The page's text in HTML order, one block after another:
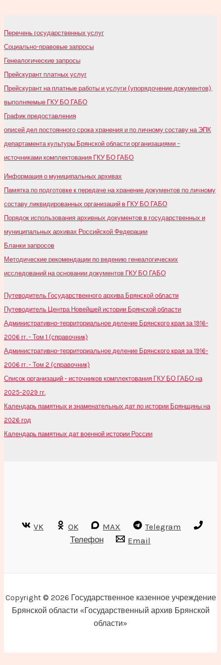
Перечень государственных услуг
Социально-правовые запросы
Генеалогические запросы
Прейскурант платных услуг
Прейскурант на платные работы и услуги (упорядочение документов),
выполняемые ГКУ БО ГАБО
График предоставления
описей дел постоянного срока хранения и по личному составу на ЭПК
департамента культуры Брянской области организациями –
источниками комплектования ГКУ БО ГАБО
Информация о муниципальных архивах
Памятка по подготовке к передаче на хранение документов по личному
составу ликвидированных организаций в ГКУ БО ГАБО
Порядок использования архивных документов в государственных и
муниципальных архивах Российской Федерации
Бланки запросов
Методические рекомендации по ведению генеалогических
исследований на основании документов ГКУ БО ГАБО
Путеводитель Государственного архива Брянской области
Путеводитель Центра Новейшей истории Брянской области
Административно-территориальное деление Брянского края за 1916-
2006 гг. - Том 1 (справочник)
Административно-территориальное деление Брянского края за 1916-
2006 гг. - Том 2 (справочник)
Список организаций - источников комплектования ГКУ БО ГАБО на
2025-2029 гг.
Календарь памятных и знаменательных дат по истории Брянщины на
2026 год
Календарь памятных дат военной истории России
VK OK MAX
Telegram
Телефон
Email
Copyright © 2026 Государственное казенное учреждение
Брянской области «Государственный архив Брянской
области»